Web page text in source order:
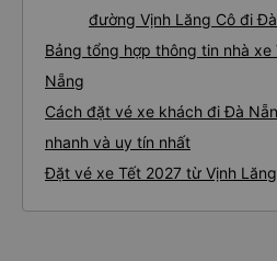
đường Vịnh Lăng Cô đi
Bảng tổng hợp thông tin nhà xe
Nẵng
Cách đặt vé xe khách đi Đà
nhanh và uy tín nhất
Đặt vé xe Tết 2027 từ Vịnh